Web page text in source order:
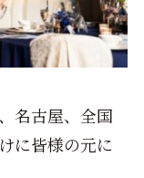
名古屋、全国
に皆様の元に